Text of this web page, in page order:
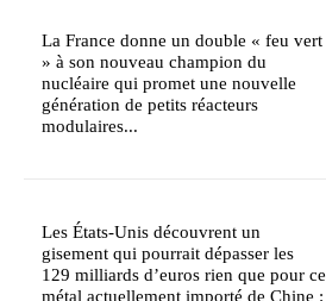
La France donne un double « feu vert
» à son nouveau champion du
nucléaire qui promet une nouvelle
génération de petits réacteurs
modulaires...
Les États-Unis découvrent un
gisement qui pourrait dépasser les
129 milliards d’euros rien que pour ce
métal actuellement importé de Chine :